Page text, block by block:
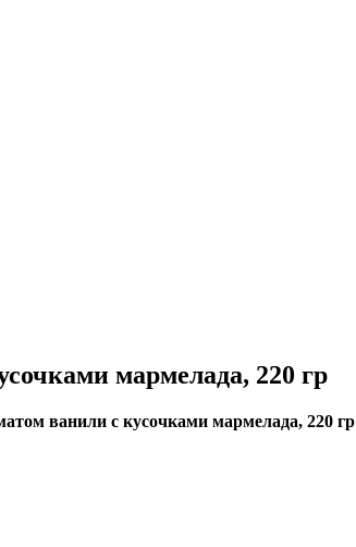
мармелада, 220 гр
ванили с кусочками мармелада, 220 гр